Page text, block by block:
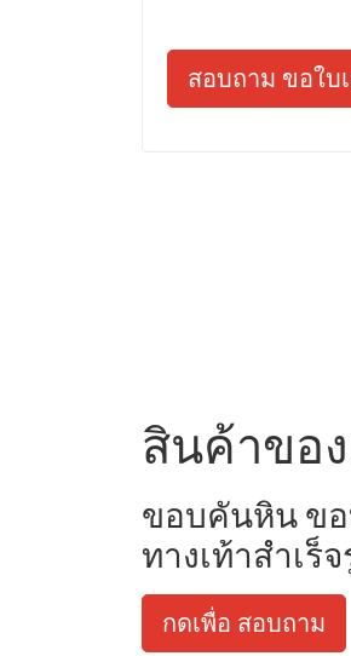
สอบถาม ขอใบ
สินค้าของ
ขอบคันหิน ข
ทางเท้าสำเร็
กดเพื่อ สอบถาม